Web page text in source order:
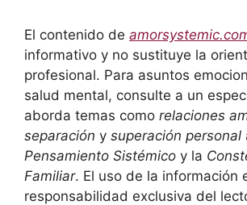
El contenido de
informativo y no sustituye la
profesional. Para asuntos
salud mental, consulte a un
aborda temas como relaciones
separación y superación personal
Pensamiento Sistémico y la
Familiar. El uso de la información
responsabilidad exclusiva del